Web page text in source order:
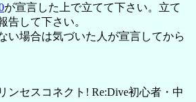
が宣言した上で立てて下さい。立て
告して下さい。
い場合は気づいた人が宣言してから
ンセスコネクト! Re:Dive初心者・中